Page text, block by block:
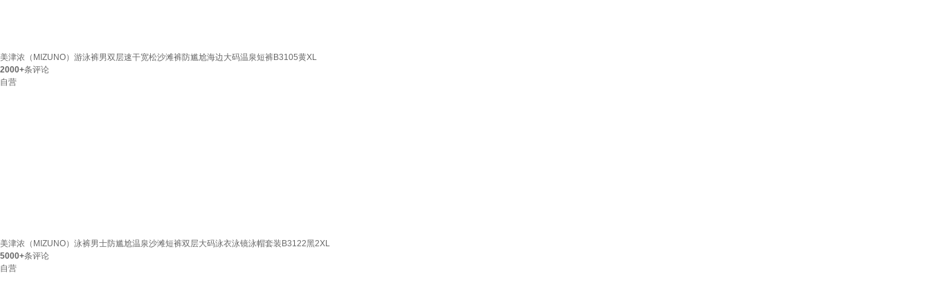
美津浓（MIZUNO）游泳裤男双层速干宽松沙滩裤防尴尬海边大码温泉短裤B3105黄XL
2000+条评论
自营
美津浓（MIZUNO）泳裤男士防尴尬温泉沙滩短裤双层大码泳衣泳镜泳帽套装B3122黑2XL
5000+条评论
自营